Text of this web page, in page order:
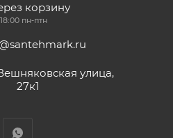
корзину
пн-птн
улица,
27к1